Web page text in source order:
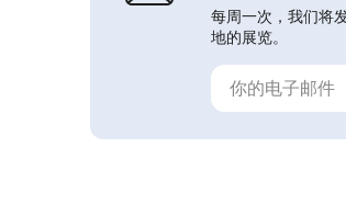
每周一次，我们将
地的展览。